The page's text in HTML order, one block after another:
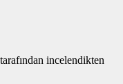
incelendikten